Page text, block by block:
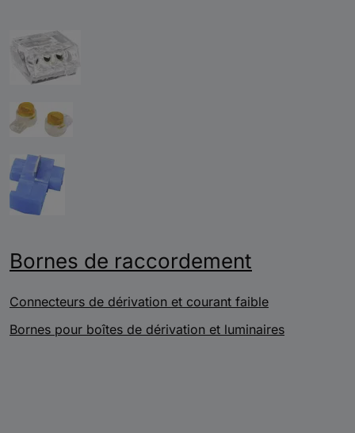
Bornes de raccordement
Connecteurs de dérivation et courant faible
Bornes pour boîtes de dérivation et luminaires